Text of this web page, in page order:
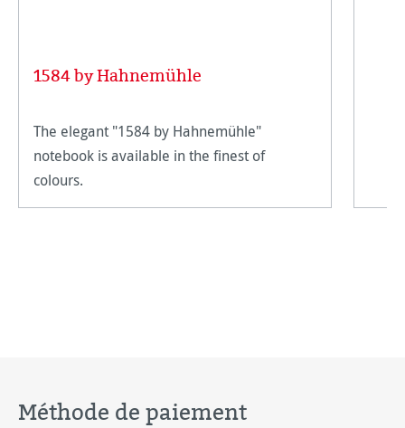
1584 by Hahnemühle
The elegant "1584 by Hahnemühle"
notebook is available in the finest of
colours.
Méthode de paiement